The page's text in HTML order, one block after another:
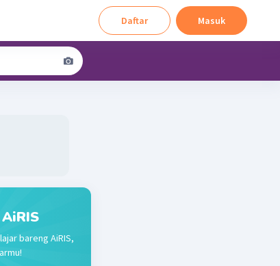
Daftar Masuk
bareng AiRIS,